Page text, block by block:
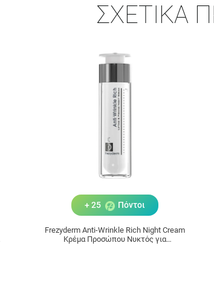
ΣΧΕΤΙΚΆ
+ 25 Πόντοι
Frezyderm Anti-Wrinkle Rich Night Cream
Κρέμα Προσώπου Νυκτός για